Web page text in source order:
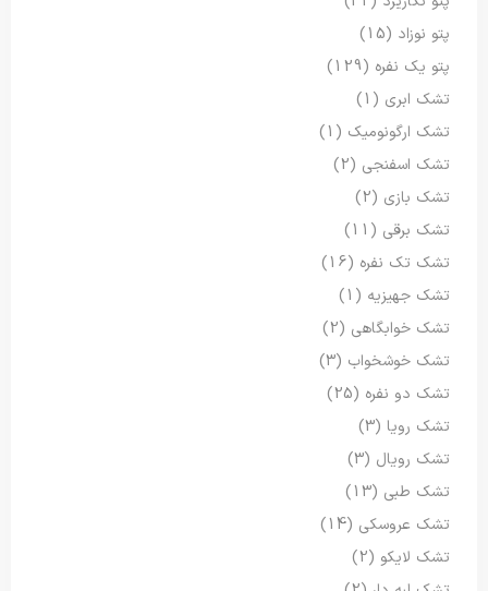
پتو نوزاد (15)
پتو یک نفره (129)
تشک ابری (1)
تشک ارگونومیک (1)
تشک اسفنجی (2)
تشک بازی (2)
تشک برقی (11)
تشک تک نفره (16)
تشک جهیزیه (1)
تشک خوابگاهی (2)
تشک خوشخواب (3)
تشک دو نفره (25)
تشک رویا (3)
تشک رویال (3)
تشک طبی (13)
تشک عروسکی (14)
تشک لایکو (2)